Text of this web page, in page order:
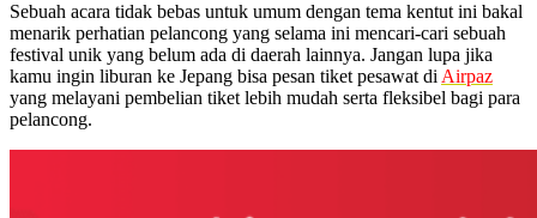
Sebuah acara tidak bebas untuk umum dengan tema kentut ini bakal
menarik perhatian pelancong yang selama ini mencari-cari sebuah
festival unik yang belum ada di daerah lainnya. Jangan lupa jika
kamu ingin liburan ke Jepang bisa pesan tiket pesawat di Airpaz
yang melayani pembelian tiket lebih mudah serta fleksibel bagi para
pelancong.